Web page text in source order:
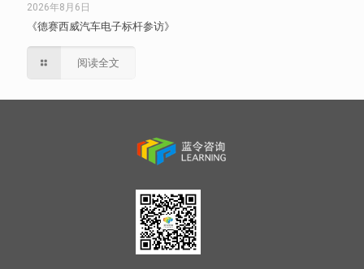
2026年8月6日
《德赛西威汽车电子标杆参访》
阅读全文